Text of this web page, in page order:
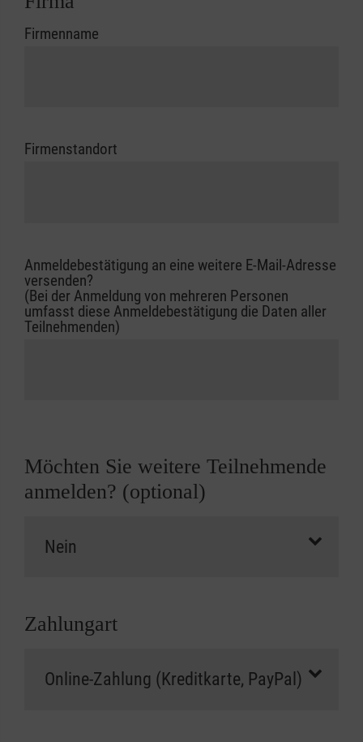
Firmenname
Firmenstandort
Anmeldebestätigung an eine weitere E-Mail-Adresse
versenden?
(Bei der Anmeldung von mehreren Personen
umfasst diese Anmeldebestätigung die Daten aller
Teilnehmenden)
Möchten Sie weitere Teilnehmende
anmelden? (optional)
Zahlungart